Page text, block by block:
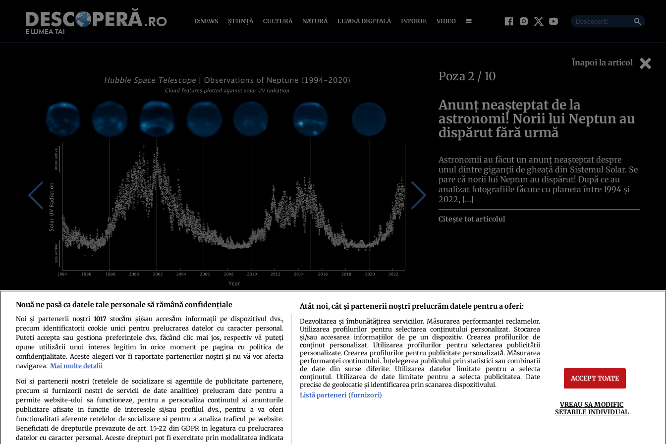
D:NEWS ȘTIINȚĂ CULTURĂ NATURĂ LUMEA DIGITALĂ ISTORIE VIDEO
Înapoi la articol
Credit foto: NASA, ESA, LASP, Erandi Chavez (UC Berkeley), Imke de Pater (UC Berkeley)
Poza2 / 10
Anunț neașteptat de la
astronomi! Norii lui Neptun au
dispărut fără urmă
Astronomii au făcut un anunț neașteptat despre
unul dintre giganții de gheață din Sistemul Solar. Se
pare că norii lui Neptun au dispărut! După ce au
analizat fotografiile făcute cu planeta între 1994 și
2022, […]
Citește tot articolul
Politica de confidenţialitate Politica de cookiesTermeni şi condiţii Echipa redacțională ContactSetări Cookies
Nouă ne pasă ca datele tale personale să rămână confidențiale
Noi și partenerii noștri 1017stocăm și/sau accesăm informații pe dispozitivul dvs.,
precum identificatorii cookie unici pentru prelucrarea datelor cu caracter personal.
Puteți accepta sau gestiona preferințele dvs. făcând clic mai jos, respectiv vă puteți
opune utilizării unui interes legitim în orice moment pe pagina cu politica de
confidențialitate. Aceste alegeri vor fi raportate partenerilor noștri și nu vă vor afecta
navigarea. Mai multe detalii
Noi si partenerii nostri (retelele de socializare si agentiile de publicitate partenere,
precum si furnizorii nostri de servicii de date analitice) prelucram date pentru a
permite website-ului sa functioneze, pentru a personaliza continutul si anunturile
publicitare afisate in functie de interesele si/sau profilul dvs., pentru a va oferi
functionalitati aferente retelelor de socializare si pentru a analiza traficul pe website.
Beneficiati de drepturile prevazute de art. 15-22 din GDPR in legatura cu prelucrarea
datelor cu caracter personal. Aceste drepturi pot fi exercitate prin modalitatea indicata
Atât noi, cât și partenerii noștri prelucrăm datele pentru a oferi:
Dezvoltarea și îmbunătățirea serviciilor. Măsurarea performanței reclamelor.
Utilizarea profilurilor pentru selectarea conținutului personalizat. Stocarea
și/sau accesarea informațiilor de pe un dispozitiv. Crearea profilurilor de
conținut personalizat. Utilizarea profilurilor pentru selectarea publicității
personalizate. Crearea profilurilor pentru publicitate personalizată. Măsurarea
performanței conținutului. Înțelegerea publicului prin statistici sau combinații
de date din surse diferite. Utilizarea datelor limitate pentru a selecta
conținutul. Utilizarea de date limitate pentru a selecta publicitatea. Date
precise de geolocație și identificarea prin scanarea dispozitivului.
Listă parteneri (furnizori)
ACCEPT TOATE
VREAU SA MODIFIC
SETARILE INDIVIDUAL